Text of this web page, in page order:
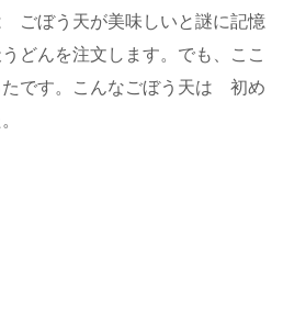
ごぼう天が美味しいと謎に記憶
どんを注文します。でも、ここ
です。こんなごぼう天は 初め